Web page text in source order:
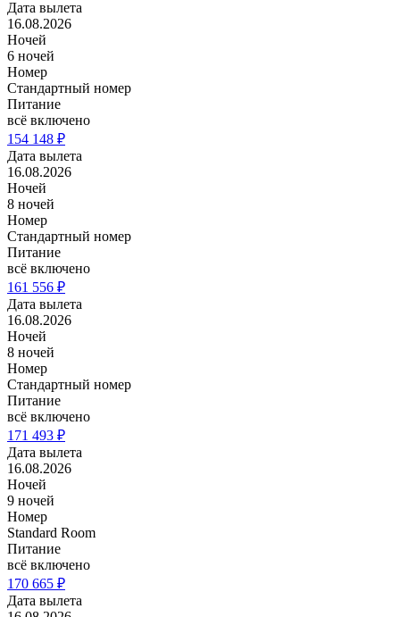
Дата вылета
16.08.2026
Ночей
6 ночей
Номер
Стандартный номер
Питание
всё включено
154 148 ₽
Дата вылета
16.08.2026
Ночей
8 ночей
Номер
Стандартный номер
Питание
всё включено
161 556 ₽
Дата вылета
16.08.2026
Ночей
8 ночей
Номер
Стандартный номер
Питание
всё включено
171 493 ₽
Дата вылета
16.08.2026
Ночей
9 ночей
Номер
Standard Room
Питание
всё включено
170 665 ₽
Дата вылета